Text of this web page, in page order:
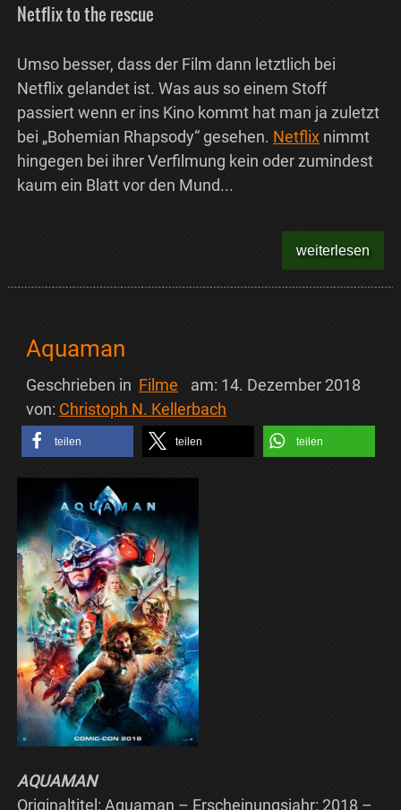
Netflix to the rescue
Umso besser, dass der Film dann letztlich bei
Netflix gelandet ist. Was aus so einem Stoff
passiert wenn er ins Kino kommt hat man ja zuletzt
bei „Bohemian Rhapsody“ gesehen. Netflixnimmt
hingegen bei ihrer Verfilmung kein oder zumindest
kaum ein Blatt vor den Mund...
weiterlesen
Aquaman
Geschrieben in Filme am: 14. Dezember 2018
von: Christoph N. Kellerbach
teilen teilen teilen
AQUAMAN
Originaltitel: Aquaman – Erscheinungsjahr: 2018 –